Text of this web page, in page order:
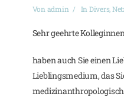
Von admin In Divers,
Sehr geehrte
haben auch Sie einen
Lieblingsmedium, das